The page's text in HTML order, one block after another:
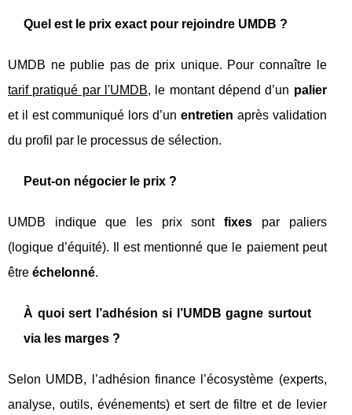
Quel est le prix exact pour rejoindre UMDB ?
UMDB ne publie pas de prix unique. Pour connaître le
tarif pratiqué par l'UMDB, le montant dépend d’un palier
et il est communiqué lors d’un entretien après validation
du profil par le processus de sélection.
Peut-on négocier le prix ?
UMDB indique que les prix sontfixes par paliers
(logique d’équité). Il est mentionné que le paiement peut
être échelonné.
À quoi sert l’adhésion si l’UMDB gagne surtout
via les marges ?
Selon UMDB, l’adhésion finance l’écosystème (experts,
analyse, outils, événements) et sert de filtre et de levier